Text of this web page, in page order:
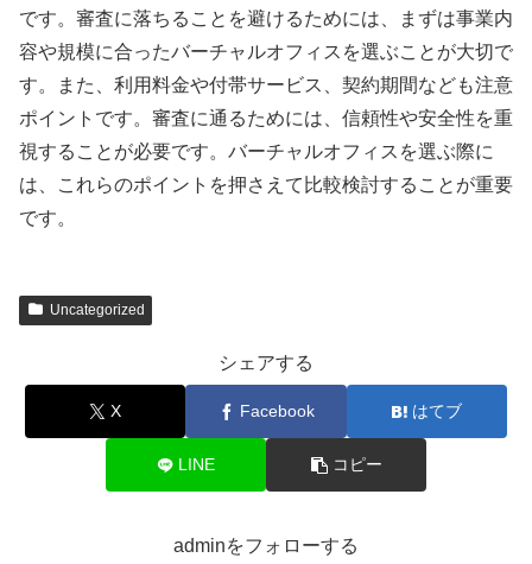
です。審査に落ちることを避けるためには、まずは事業内
容や規模に合ったバーチャルオフィスを選ぶことが大切で
す。また、利用料金や付帯サービス、契約期間なども注意
ポイントです。審査に通るためには、信頼性や安全性を重
視することが必要です。バーチャルオフィスを選ぶ際に
は、これらのポイントを押さえて比較検討することが重要
です。
Uncategorized
シェアする
X Facebook はてブ
LINE コピー
adminをフォローする